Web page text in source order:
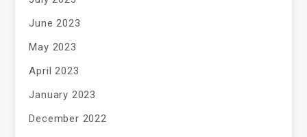
June 2023
May 2023
April 2023
January 2023
December 2022